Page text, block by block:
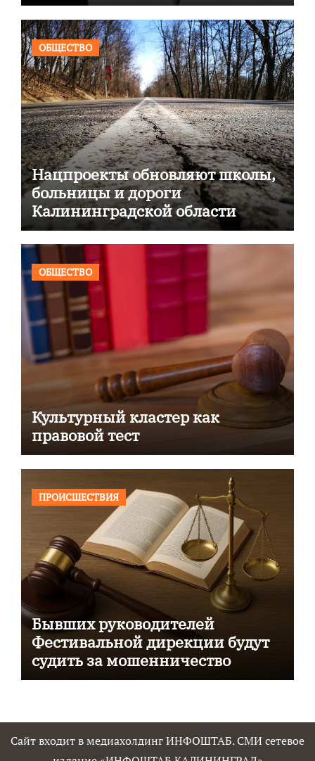
ОБЩЕСТВО
Нацпроекты обновляют школы,
больницы и дороги
Калининградской области
ОБЩЕСТВО
Культурный кластер как
правовой тест
ПРОИСШЕСТВИЯ
Бывших руководителей
Фестивальной дирекции будут
судить за мошенничество
Сайт входит в медиахолдинг ИНФОШТАБ. СМИ сетевое